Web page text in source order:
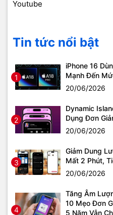
Youtube
Tin tức nổi bật
1
iPhone 16
Mạnh Đến
20/06/2026
2
Dynamic
Dụng Đơn
20/06/2026
3
Giảm Dung
Mất 2 Phút,
20/06/2026
4
Tăng Âm
10 Mẹo Đơn
5 Năm Vẫn